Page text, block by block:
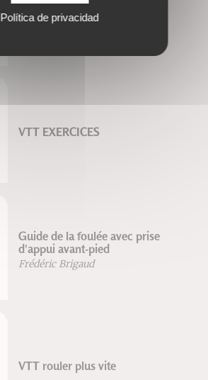
Nager en apnée
Luc Collard
VTT EXERCICES
Guide de la foulée avec prise
d'appui avant-pied
Frédéric Brigaud
VTT rouler plus vite
Política de privacidad